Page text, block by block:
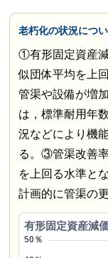
老朽化の状況につ
①有形固定資産
似団体平均を上
管渠や設備が増
は，標準耐用年
況などにより機
る。③管渠改善
を上回る水準と
計画的に管渠の
有形固定資産減